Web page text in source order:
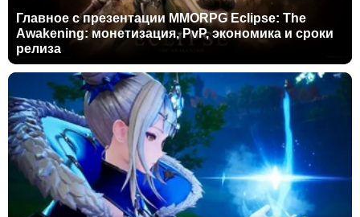
Главное с презентации MMORPG Eclipse: The
Awakening: монетизация, PvP, экономика и сроки
релиза